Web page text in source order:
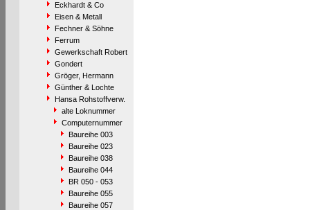
Eckhardt & Co
Eisen & Metall
Fechner & Söhne
Ferrum
Gewerkschaft Robert
Gondert
Gröger, Hermann
Günther & Lochte
Hansa Rohstoffverw.
alte Loknummer
Computernummer
Baureihe 003
Baureihe 023
Baureihe 038
Baureihe 044
BR 050 - 053
Baureihe 055
Baureihe 057